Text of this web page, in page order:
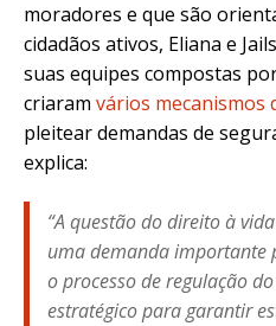
moradores e que são
cidadãos ativos, Eliana e
suas equipes compostas
criaram vários mecanismos
pleitear demandas de
explica:
“A questão do direito à
uma demanda importante
o processo de regulação
estratégico para garantir